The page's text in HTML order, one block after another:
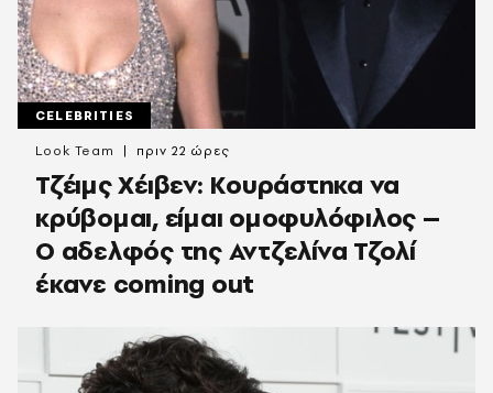
CELEBRITIES
Τζέιμς Χέιβεν: Κουράστηκα να
κρύβομαι, είμαι ομοφυλόφιλος –
Ο αδελφός της Αντζελίνα Τζολί
έκανε coming out
Look Team πριν 22 ώρες